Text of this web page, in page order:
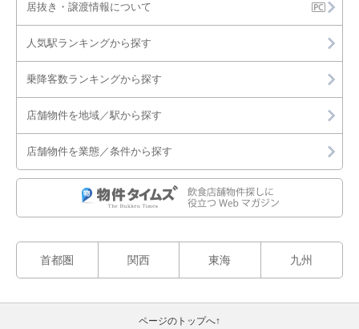
居抜き・譲渡情報について
人気駅ランキングから探す
乗降客数ランキングから探す
店舗物件を地域／駅から探す
店舗物件を業態／条件から探す
首都圏 関西 東海 九州
ページのトップへ↑